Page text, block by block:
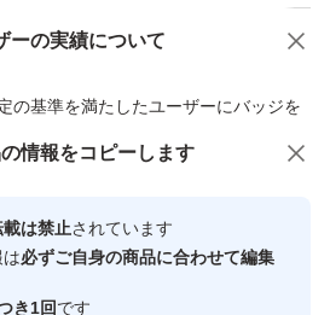
りますが ご了承ください。
んな料理に欠かせないものなので
ます。
ーの実績について
の基準を満たしたユーザーにバッジを
心・安全なユーザーです
商品への質問
情報をコピーします
は禁止されています
必ずご自身の商品に合わせて編集
き1回です
オススメ